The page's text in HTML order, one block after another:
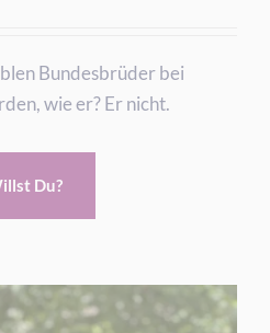
Bundesbrüder bei
wie er? Er nicht.
Du?